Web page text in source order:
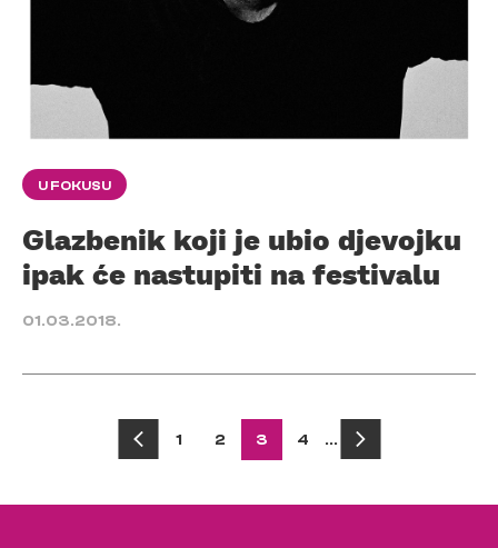
U FOKUSU
Glazbenik koji je ubio djevojku
ipak će nastupiti na festivalu
01.03.2018.
Posts
pagination
1 2 3 4 …